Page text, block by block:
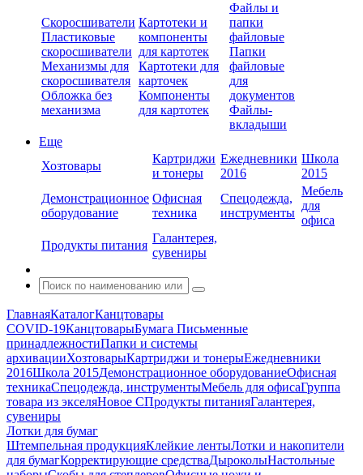
Скоросшиватели
Пластиковые
скоросшиватели
Механизмы для
скоросшивателя
Обложка без
механизма
Картотеки и
компоненты
для картотек
Картотеки для
карточек
Компоненты
для картотек
Файлы и
папки
файловые
Папки
файловые
для
документов
Файлы-
вкладыши
Еще
Хозтовары
Картриджи
и тонеры
Ежедневники
2016
Школа
2015
Демонстрационное
оборудование
Офисная
техника
Спецодежда,
инструменты
Мебель
для
офиса
Продукты питания
Галантерея,
сувениры
ГлавнаяКаталогКанцтовары
COVID-19КанцтоварыБумага Письменные
принадлежностиПапки и системы
архивацииХозтоварыКартриджи и тонерыЕжедневники
2016Школа 2015Демонстрационное оборудованиеОфисная
техникаСпецодежда, инструментыМебель для офисаГруппа
товара из экселяНовое СПродукты питанияГалантерея,
сувениры
Лотки для бумаг
Штемпельная продукцияКлейкие лентыЛотки и накопители
для бумагКорректирующие средстваДыроколыНастольные